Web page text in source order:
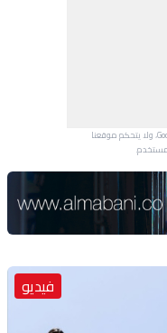
يتم عرض هذا الإعلان بواسطة إعلانات Google، ولا يتحكم موقعنا
مستخدم.
فيديو